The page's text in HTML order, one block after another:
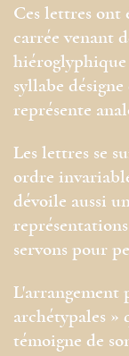
Ces lettres ont
carrée venant
syllabe
représente
Les lettres se
ordre
dévoile aussi
servons pour
L'arrangement
archétypales »
témoigne de